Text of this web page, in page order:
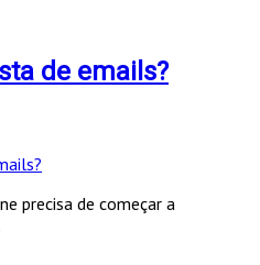
de emails?
precisa de começar a